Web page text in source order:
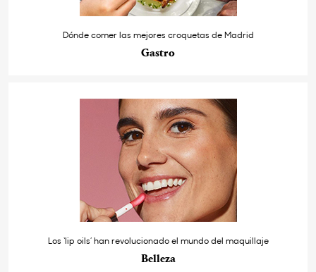
Dónde comer las mejores croquetas de Madrid
Gastro
Los ‘lip oils’ han revolucionado el mundo del maquillaje
Belleza